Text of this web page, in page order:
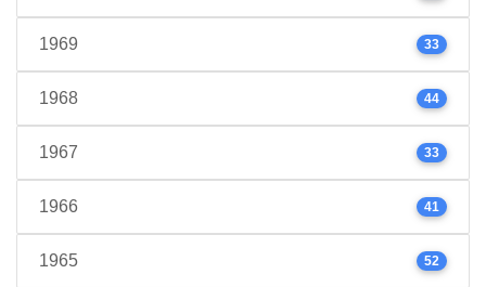
1969 33
1968 44
1967 33
1966 41
1965 52